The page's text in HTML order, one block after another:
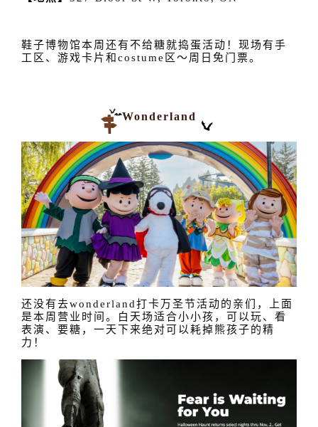
鞋子博物馆本周还有不给糖就捣蛋活动！现场有手
工区、游戏卡片和costume区～周日免门票。
Wonderland
还没有去wonderland打卡万圣节活动的亲们，上面
是本周营业时间。白天场适合小小孩，可以玩、看
表演、要糖，一天下来绝对可以耗掉熊孩子的精
力！